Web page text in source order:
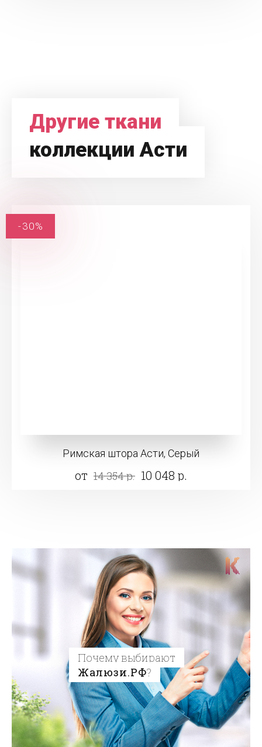
Другие ткани
коллекции Асти
Римская штора Асти, Серый
от 14 354 р. 10 048 р.
-30%
Почему выбирают
Жалюзи.РФ?